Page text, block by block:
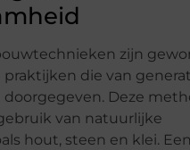
zijn
die van
doorgegeven. Deze
van natuurlijke
hout, steen en klei.